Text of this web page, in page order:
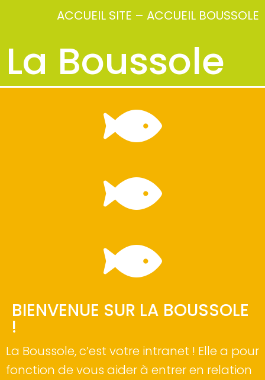
ACCUEIL SITE – ACCUEIL BOUSSOLE
La Boussole
BIENVENUE SUR LA BOUSSOLE
!
La Boussole, c’est votre intranet ! Elle a pour
fonction de vous aider à entrer en relation